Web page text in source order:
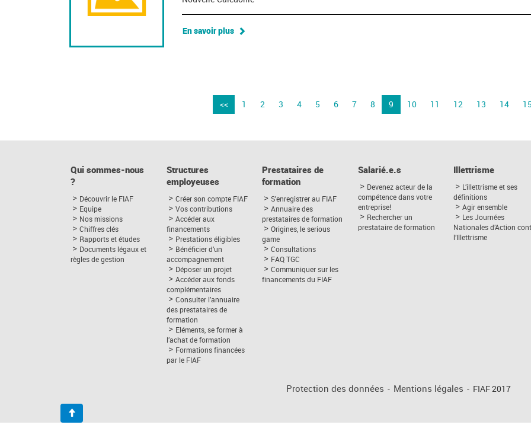
En savoir plus
<< 1 2 3 4 5 6 7 8 9 10 11 12 13 14 15
Qui sommes-nous
?
Découvrir le FIAF
Equipe
Nos missions
Chiffres clés
Rapports et études
Documents légaux et
règles de gestion
Structures
employeuses
Créer son compte FIAF
Vos contributions
Accéder aux
financements
Prestations éligibles
Bénéficier d’un
accompagnement
Déposer un projet
Accéder aux fonds
complémentaires
Consulter l’annuaire
des prestataires de
formation
Eléments, se former à
l’achat de formation
Formations financées
par le FIAF
Prestataires de
formation
S'enregistrer au FIAF
Annuaire des
prestataires de formation
Origines, le serious
game
Consultations
FAQ TGC
Communiquer sur les
financements du FIAF
Salarié.e.s
Devenez acteur de la
compétence dans votre
entreprise!
Rechercher un
prestataire de formation
Illettrisme
L’illettrisme et ses
définitions
Agir ensemble
Les Journées
Nationales d’Action
l’Illettrisme
Protection des données - Mentions légales - FIAF 2017